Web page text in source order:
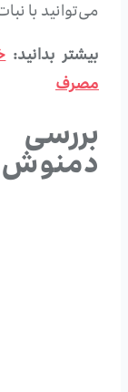
می‌توانید با
بیشتر بدانید:
مصرف